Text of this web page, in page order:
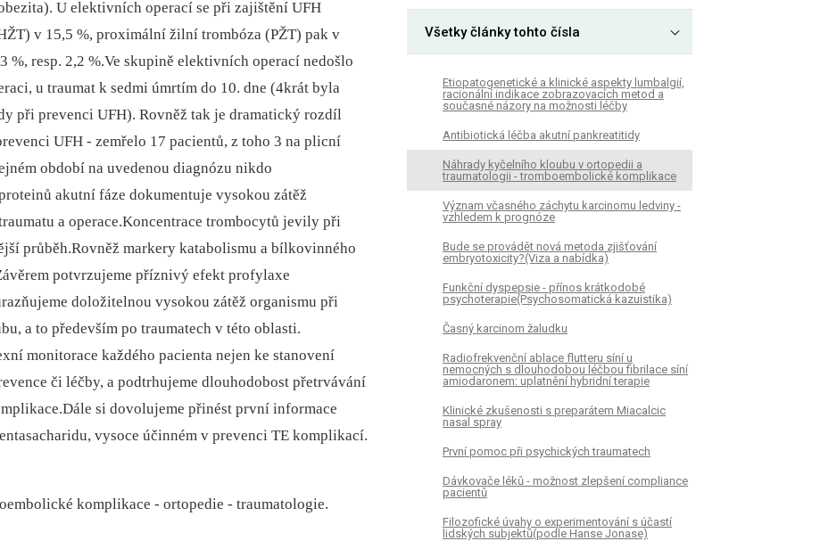
U elektivních operací se při zajištění UFH
v 15,5 %, proximální žilní trombóza (PŽT) pak v
%, resp. 2,2 %.Ve skupině elektivních operací nedošlo
u traumat k sedmi úmrtím do 10. dne (4krát byla
při prevenci UFH). Rovněž tak je dramatický rozdíl
UFH -⁠ zemřelo 17 pacientů, z toho 3 na plicní
období na uvedenou diagnózu nikdo
akutní fáze dokumentuje vysokou zátěž
a operace.Koncentrace trombocytů jevily při
průběh.Rovněž markery katabolismu a bílkovinného
potvrzujeme příznivý efekt profylaxe
doložitelnou vysokou zátěž organismu při
a to především po traumatech v této oblasti.
monitorace každého pacienta nejen ke stanovení
či léčby, a podtrhujeme dlouhodobost přetrvávání
si dovolujeme přinést první informace
vysoce účinném v prevenci TE komplikací.
komplikace -⁠ ortopedie -⁠ traumatologie.
Všetky články tohto čísla
Etiopatogenetické a klinické aspekty lumbalgií,
racionální indikace zobrazovacích metod a
současné názory na možnosti léčby
Antibiotická léčba akutní pankreatitidy
Náhrady kyčelního kloubu v ortopedii a
traumatologii - tromboembolické komplikace
Význam včasného záchytu karcinomu ledviny -
vzhledem k prognóze
Bude se provádět nová metoda zjišťování
embryotoxicity?(Viza a nabídka)
Funkční dyspepsie - přínos krátkodobé
psychoterapie(Psychosomatická kazuistika)
Časný karcinom žaludku
Radiofrekvenční ablace flutteru síní u
nemocných s dlouhodobou léčbou fibrilace síní
amiodaronem: uplatnění hybridní terapie
Klinické zkušenosti s preparátem Miacalcic
nasal spray
První pomoc při psychických traumatech
Dávkovače léků - možnost zlepšení compliance
pacientů
Filozofické úvahy o experimentování s účastí
lidských subjektů(podle Hanse Jonase)